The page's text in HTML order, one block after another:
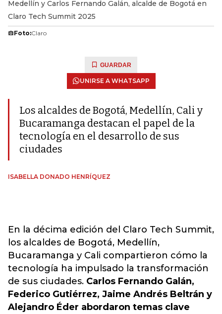
Medellín y Carlos Fernando Galán, alcalde de Bogotá en
Claro Tech Summit 2025
Foto:Claro
GUARDAR
UNIRSE A WHATSAPP
Los alcaldes de Bogotá, Medellín, Cali y
Bucaramanga destacan el papel de la
tecnología en el desarrollo de sus
ciudades
ISABELLA DONADO HENRÍQUEZ
En la décima edición del Claro Tech Summit,
los alcaldes de Bogotá, Medellín,
Bucaramanga y Cali compartieron cómo la
tecnología ha impulsado la transformación
de sus ciudades. Carlos Fernando Galán,
Federico Gutiérrez, Jaime Andrés Beltrán y
Alejandro Éder abordaron temas clave